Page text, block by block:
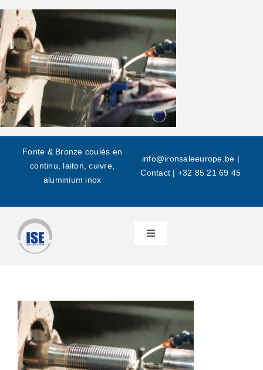
Skip
to
content
Fonte & Bronze coulés en
continu, laiton, cuivre,
aluminium inox
info@ironsaleeurope.be |
Contact | +32 85 21 69 45
Toggle
Over ons